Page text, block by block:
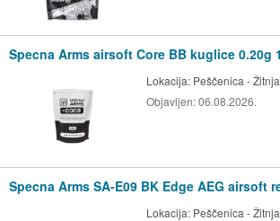
Specna Arms airsoft Core BB kuglice 0.20g
Lokacija: Peščenica -
Objavljen:06.08.2026.
Specna Arms SA-E09 BK Edge AEG airsoft
Lokacija: Peščenica -